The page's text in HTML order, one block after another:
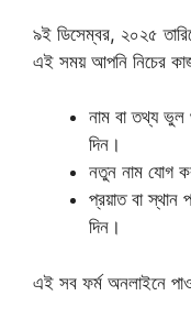
৯ই ডিসেম্বর, ২০২৫
এই সময় আপনি নিচের
নাম বা তথ্য
দিন।
নতুন নাম যোগ
প্রয়াত বা স্থান
দিন।
এই সব ফর্ম অনলাইনে